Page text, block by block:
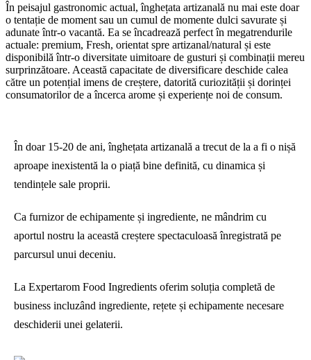
În peisajul gastronomic actual, înghețata artizanală nu mai este doar
o tentație de moment sau un cumul de momente dulci savurate și
adunate într-o vacantă. Ea se încadrează perfect în megatrendurile
actuale: premium, Fresh, orientat spre artizanal/natural și este
disponibilă într-o diversitate uimitoare de gusturi și combinații mereu
surprinzătoare. Această capacitate de diversificare deschide calea
către un potențial imens de creștere, datorită curiozității și dorinței
consumatorilor de a încerca arome și experiențe noi de consum.
În doar 15-20 de ani, înghețata artizanală a trecut de la a fi o nișă
aproape inexistentă la o piață bine definită, cu dinamica și
tendințele sale proprii.
Ca furnizor de echipamente și ingrediente, ne mândrim cu
aportul nostru la această creștere spectaculoasă înregistrată pe
parcursul unui deceniu.
La Expertarom Food Ingredients oferim soluția completă de
business incluzând ingrediente, rețete și echipamente necesare
deschiderii unei gelaterii.